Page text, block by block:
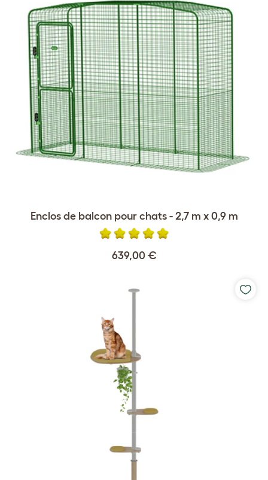
Enclos de balcon pour chats - 2,7 m x 0,9 m
639,00 €